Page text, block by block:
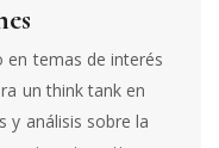
en temas de interés
un think tank en
y análisis sobre la